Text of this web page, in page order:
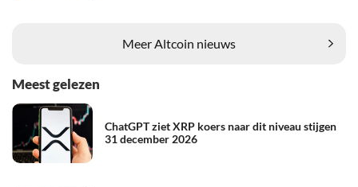
Meer Altcoin nieuws
Meest gelezen
ChatGPT ziet XRP koers naar dit niveau stijgen
31 december 2026